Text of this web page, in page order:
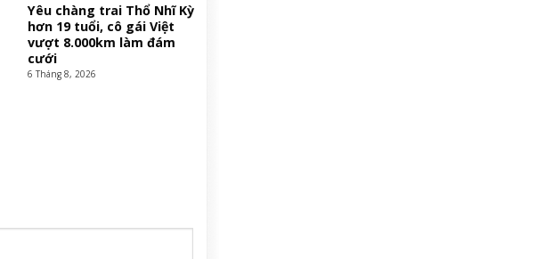
Yêu chàng trai Thổ Nhĩ Kỳ
hơn 19 tuổi, cô gái Việt
vượt 8.000km làm đám
cưới
6 Tháng 8, 2026